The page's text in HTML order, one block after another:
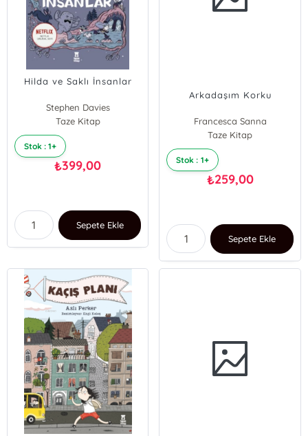
Hilda ve Saklı İnsanlar
Stephen Davies
Taze Kitap
Stok : 1+
₺399,00
Sepete Ekle
Arkadaşım Korku
Francesca Sanna
Taze Kitap
Stok : 1+
₺259,00
Sepete Ekle